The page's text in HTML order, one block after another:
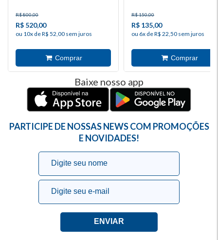
R$ 800,00
R$ 520,00
ou 10x de R$ 52,00 sem juros
R$ 150,00
R$ 135,00
ou 6x de R$ 22,50 sem juros
Baixe nosso app
PARTICIPE DE NOSSAS NEWS COM PROMOÇÕES
E NOVIDADES!